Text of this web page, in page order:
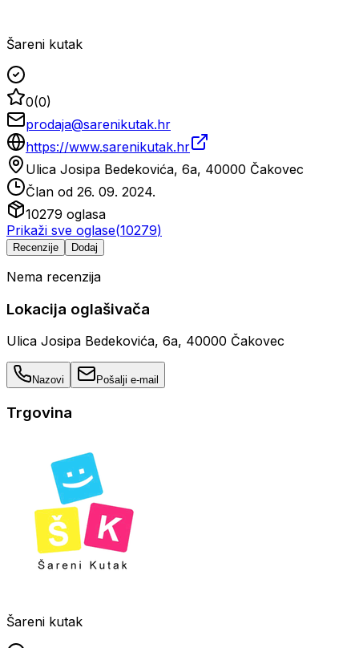
Šareni kutak
0(0)
prodaja@sarenikutak.hr
https://www.sarenikutak.hr
Ulica Josipa Bedekovića, 6a, 40000 Čakovec
Član od 26. 09. 2024.
10279 oglasa
Prikaži sve oglase(10279)
Recenzije Dodaj
Nema recenzija
Lokacija oglašivača
Ulica Josipa Bedekovića, 6a, 40000 Čakovec
Nazovi Pošalji e-mail
Trgovina
Šareni kutak